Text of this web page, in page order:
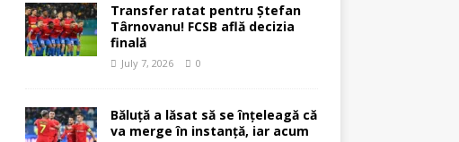
Transfer ratat pentru Ștefan
Târnovanu! FCSB află decizia
finală
July 7, 2026 0
Băluță a lăsat să se înțeleagă că
va merge în instanță, iar acum